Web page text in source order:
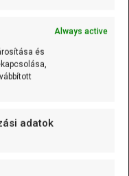
Always active
és
adatok
épp a tanui. A2026.
Q nem …